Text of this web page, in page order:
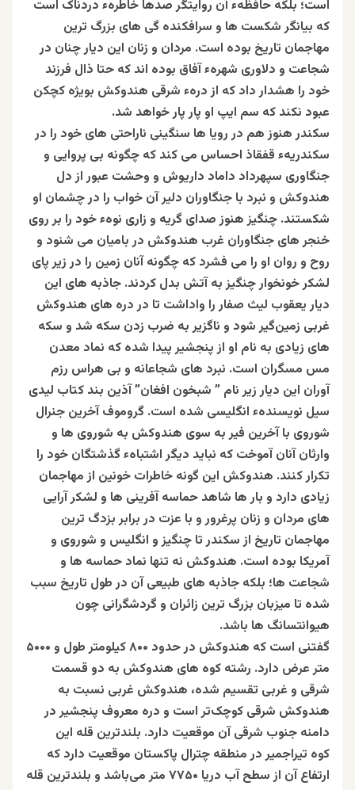
است؛ بلکه حافظهء آن روایتگر صدها خاطرهء دردناک است
که بیانگر شکست ها و سرافکنده گی های بزرگ ترین
مهاجمان تاریخ بوده است. مردان و زنان این دیار چنان در
شجاعت و دلاوری شهرهء آفاق بوده اند که حتا ذال فرزند
خود را هشدار داد که از درهء شرقی هندوکش بویژه کچکن
عبود نکند که سم ایپ او پار پار خواهد شد.
سکندر هنوز هم در رویا ها سنگینی ناراحتی های خود را در
سکندریهء قفقاذ احساس می کند که چگونه بی پروایی و
جنگاوری سپهرداد داماد داریوش و وحشت عبور از دل
هندوکش و نبرد با جنگاوران دلیر آن خواب را در چشمان او
شکستند. چنگیز هنوز صدای گریه و زاری نوهء خود را بر روی
خنجر های جنگاوران غرب هندوکش در بامیان می شنود و
روح و روان او را می فشرد که چگونه آنان زمین را در زیر پای
لشکر خونخوار چنگیز به آتش بدل کردند. جاذبه های اين
دیار یعقوب لیث صفار را واداشت تا در دره های هندوکش
غربی زمین‌گیر شود و ناگزیر به ضرب زدن سکه شد و سکه
های زیادی به نام او از پنجشیر پیدا شده که نماد معدن
مس مسگران است. نبرد های شجاعانه و بی هراس رزم
آوران این دیار زیر نام ” شبخون افغان” آذین بند کتاب لیدی
سیل نویسندهء انگلیسی شده است. گروموف آخرین جنرال
شوروی با آخرین فیر به سوی هندوکش به شوروی ها و
وارثان آنان آموخت که نباید دیگر اشتباهء گذشتگان خود را
تکرار کنند. هندوکش این گونه خاطرات خونین از مهاجمان
زیادی دارد و بار ها شاهد حماسه آفرینی ها و لشکر آرایی
های مردان و زنان پرغرور و با عزت در برابر بزدگ ترین
مهاجمان تاریخ از سکندر تا چنگیز و انگلیس و شوروی و
آمریکا بوده است. هندوکش نه تنها نماد حماسه ها و
شجاعت ها؛ بلکه جاذبه های طبیعی آن در طول تاریخ سبب
شده تا میزبان بزرگ ترین زائران و گردشگرانی چون
هیوانتسانگ ها باشد.
گفتنی است که هندوکش در حدود ۸۰۰ کیلومتر طول و ۵۰۰۰
متر عرض دارد. رشته کوه های هندوکش به دو قسمت
شرقی و غربی تقسیم شده، هندوکش غربی نسبت به
هندوکش شرقی کوچک‌تر است و دره معروف پنجشیر در
دامنه جنوب شرقی آن موقعیت دارد. بلندترین قله این
کوه تیراجمیر در منطقه چترال پاکستان موقعیت دارد که
ارتفاع آن از سطح آب دریا ۷۷۵۰ متر می‌باشد و بلندترین قله